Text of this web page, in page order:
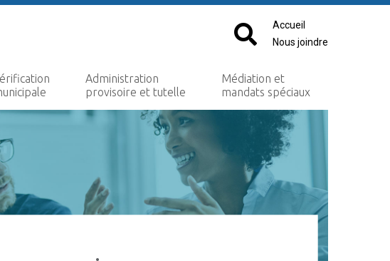
Accueil
Nous joindre
Administration
provisoire et tutelle
Médiation et
mandats spéciaux